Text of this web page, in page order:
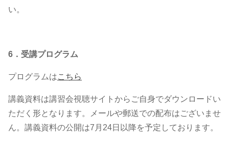
い。
6．受講プログラム
プログラムはこちら
講義資料は講習会視聴サイトからご自身でダウンロードい
ただく形となります。メールや郵送での配布はございませ
ん。講義資料の公開は7月24日以降を予定しております。